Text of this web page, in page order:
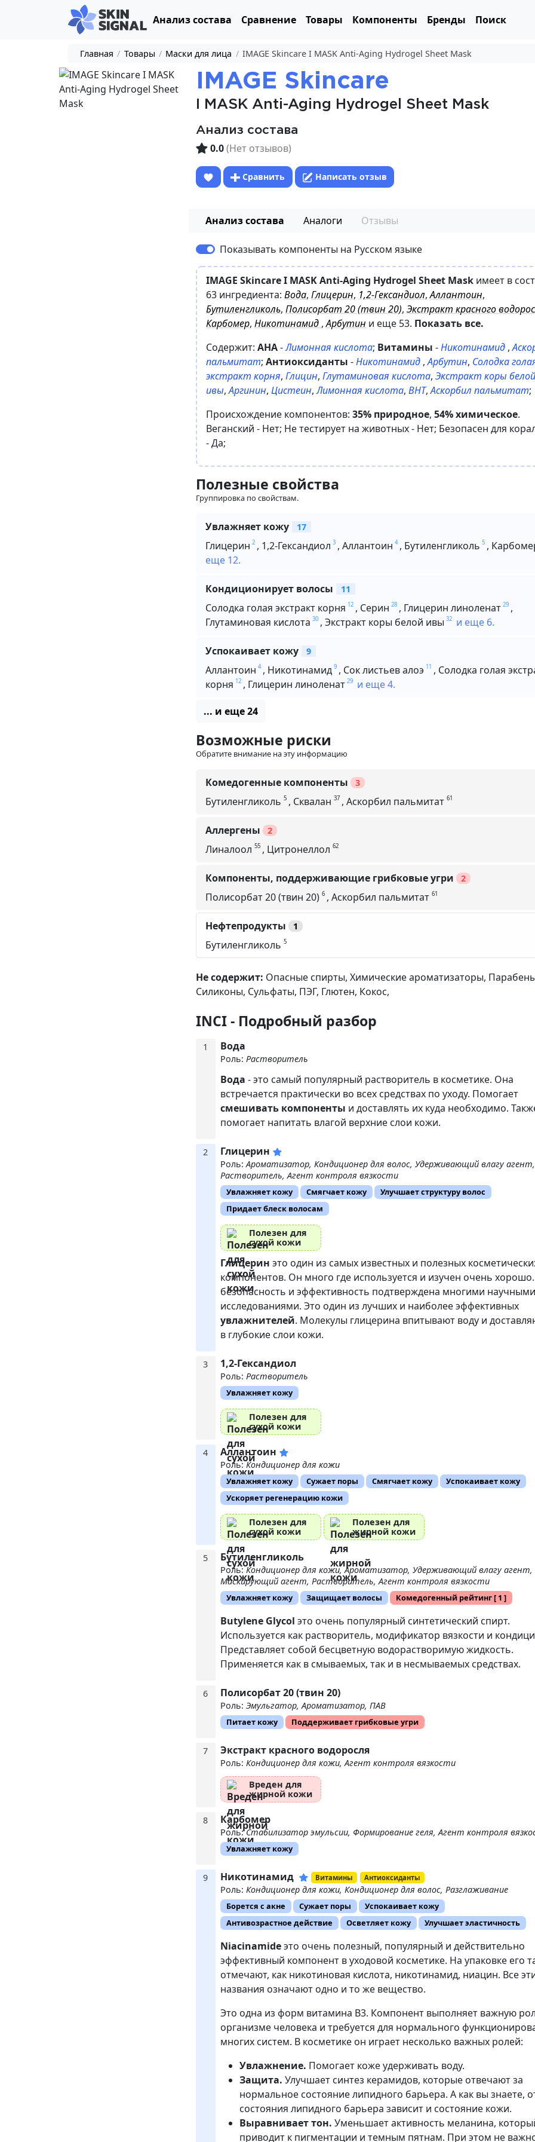
Анализ состава Сравнение Товары Компоненты Бренды Поиск
Главная / Товары / Маски для лица / IMAGE Skincare I MASK Anti-Aging Hydrogel Sheet Mask
IMAGE Skincare
I MASK Anti-Aging Hydrogel Sheet Mask
Анализ состава
0.0(Нет отзывов)
Сравнить Написать отзыв
Анализ состава Аналоги Отзывы
Показывать компоненты на Русском языке
IMAGE Skincare I MASK Anti-Aging Hydrogel Sheet Maskимеет в
63 ингредиента: Вода, Глицерин, 1,2-Гександиол,Аллантоин,
Бутиленгликоль, Полисорбат 20 (твин 20), Экстракт красного
Карбомер, Никотинамид ,Арбутин и еще 53. Показать все.
Содержит: AHA-Лимонная кислота; Витамины -Никотинамид ,
пальмитат; Антиоксиданты -Никотинамид ,Арбутин, Солодка
экстракт корня, Глицин, Глутаминовая кислота, Экстракт коры белой
ивы,Аргинин, Цистеин,Лимонная кислота, BHT,Аскорбил пальмитат;
Происхождение компонентов: 35% природное, 54% химическое.
Веганский - Нет; Не тестирует на животных - Нет; Безопасен для
-Да;
Полезные свойства
Группировка по свойствам.
Увлажняет кожу 17
Глицерин 2 , 1,2-Гександиол 3 , Аллантоин 4 , Бутиленгликоль 5 ,
еще 12.
Кондиционирует волосы 11
Солодка голая экстракт корня 12 , Серин 28 , Глицерин линоленат 29 ,
Глутаминовая кислота 30 , Экстракт коры белой ивы 32 и еще 6.
Успокаивает кожу 9
Аллантоин 4 , Никотинамид9 , Сок листьев алоэ 11 , Солодка голая
корня 12 , Глицерин линоленат 29 и еще 4.
... и еще 24
Возможные риски
Обратите внимание на эту информацию
Комедогенные компоненты 3
Бутиленгликоль 5 , Сквалан 37 , Аскорбил пальмитат 61
Аллергены 2
Линалоол 55 , Цитронеллол 62
Компоненты, поддерживающие грибковые угри 2
Полисорбат 20 (твин 20) 6 , Аскорбил пальмитат 61
Нефтепродукты 1
Бутиленгликоль 5
Не содержит: Опасные спирты, Химические ароматизаторы,
Силиконы, Сульфаты, ПЭГ, Глютен, Кокос,
INCI - Подробный разбор
1 Вода
Роль: Растворитель
Вода - это самый популярный растворитель в косметике. Она
встречается практически во всех средствах по уходу. Помогает
смешивать компоненты и доставлять их куда необходимо.
помогает напитать влагой верхние слои кожи.
2 Глицерин
Роль:Ароматизатор, Кондиционер для волос, Удерживающий влагу агент,
Растворитель, Агент контроля вязкости
Увлажняет кожу Смягчает кожу
Улучшает структуру волос
Придает блеск волосам
Полезен для
сухой кожи
Глицерин это один из самых известных и полезных
компонентов. Он много где используется и изучен очень
безопасность и эффективность подтверждена многими научными
исследованиями. Это один из лучших и наиболее эффективных
увлажнителей. Молекулы глицерина впитывают воду и
в глубокие слои кожи.
3 1,2-Гександиол
Роль: Растворитель
Увлажняет кожу
Полезен для
сухой кожи
4 Аллантоин
Роль:Кондиционер для кожи
Увлажняет кожу Сужает поры Смягчает кожу
Успокаивает кожу
Ускоряет регенерацию кожи
Полезен для
сухой кожи
Полезен для
жирной кожи
5 Бутиленгликоль
Роль:Кондиционер для кожи, Ароматизатор, Удерживающий влагу агент,
Маскирующий агент, Растворитель, Агент контроля вязкости
Увлажняет кожу Защищает волосы Комедогенный рейтинг[ 1 ]
Butylene Glycol это очень популярный синтетический спирт.
Используется как растворитель, модификатор вязкости и
Представляет собой бесцветную водорастворимую жидкость.
Применяется как в смываемых, так и в несмываемых средствах.
6 Полисорбат 20 (твин 20)
Роль: Эмульгатор, Ароматизатор, ПАВ
Питает кожу Поддерживает грибковые угри
7 Экстракт красного водоросля
Роль: Кондиционер для кожи, Агент контроля вязкости
Вреден для
жирной кожи
8 Карбомер
Роль:Стабилизатор эмульсии, Формирование геля, Агент контроля
Увлажняет кожу
9 Никотинамид Витамины Антиоксиданты
Роль: Кондиционер для кожи, Кондиционер для волос, Разглаживание
Борется с акне Сужает поры
Успокаивает кожу
Антивозрастное действие
Осветляет кожу Улучшает эластичность
Niacinamideэто очень полезный, популярный и действительно
эффективный компонент в уходовой косметике. На упаковке его
отмечают, как никотиновая кислота, никотинамид, ниацин. Все
названия означают одно и то же вещество.
Это одна из форм витамина В3. Компонент выполняет важную
организме человека и требуется для нормального
многих систем. В косметике он играет несколько важных ролей:
Увлажнение. Помогает коже удерживать воду.
Защита. Улучшает синтез керамидов, которые отвечают за
нормальное состояние липидного барьера. А как вы знаете,
состояния липидного барьера зависит и состояние кожи.
Выравнивает тон. Уменьшает активность меланина,
приводит к пигментации и темным пятнам. При этом не